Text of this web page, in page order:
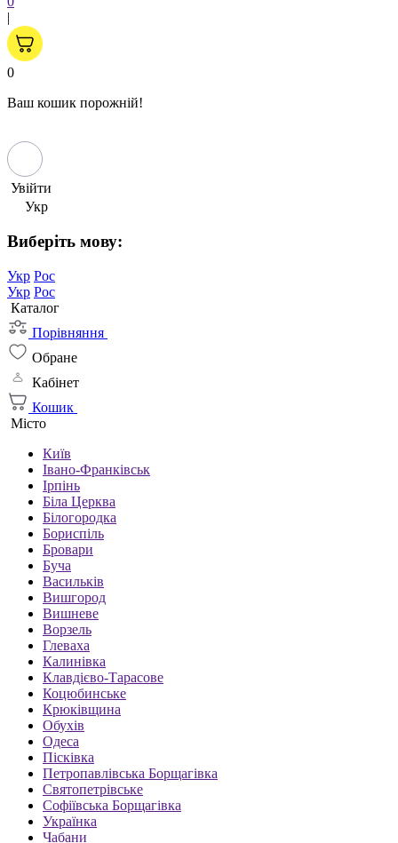
|
0
Ваш кошик порожній!
Увійти
Укр
Виберіть мову:
Укр Рос
Укр Рос
Каталог
Порівняння
Обране
Кабінет
Кошик
Місто
Київ
Івано-Франківськ
Ірпінь
Біла Церква
Білогородка
Бориспіль
Бровари
Буча
Васильків
Вишгород
Вишневе
Ворзель
Глеваха
Калинівка
Клавдієво-Тарасове
Коцюбинське
Крюківщина
Обухів
Одеса
Пісківка
Петропавлівська Борщагівка
Святопетрівське
Софіївська Борщагівка
Українка
Чабани